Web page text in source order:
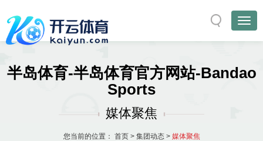
半岛体育-半岛体育官方网站-Bandao
Sports
媒体聚焦
您当前的位置： 首页> 集团动态> 媒体聚焦